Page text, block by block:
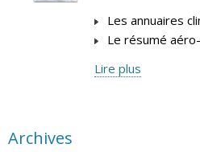
Les annuaires
Le résumé
Lire plus
Archives